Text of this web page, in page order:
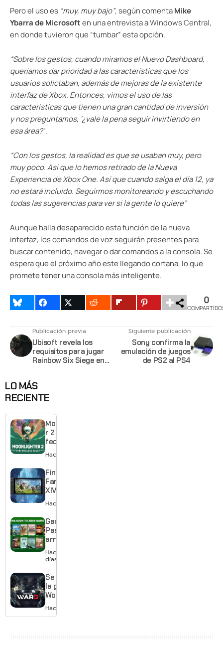
Pero el uso es “muy, muy bajo”, según comentaMike
Ybarra de Microsoften una entrevista aWindows Central,
en donde tuvieron que “tumbar” esta opción.
“Sobrelos gestos, cuando miramosel NuevoDashboard,
queríamosdar prioridad alas características quelos
usuarios solictaban, además demejorasde laexistente
interfaz deXbox. Entonces, vimos elusode las
característicasque tienenuna gran cantidad deinversión
ynos preguntamos, ¿vale la penaseguir invirtiendo en
esa área?’ .
“Con los gestos, la realidad es que se usaban muy, pero
muy poco. Asi que lo hemos retirado de la Nueva
Experiencia de Xbox One. Así que cuando salga el día 12, ya
no estará incluido. Seguirmos monitoreando y escuchando
todas las sugerencias para ver si la gente lo quiere”
Aunque halla desaparecido esta función de la nueva
interfaz, los comandos de voz seguirán presentes para
buscar contenido, navegar o dar comandos a la consola. Se
espera que el próximo año este llegando cortana, lo que
promete tener una consola más inteligente.
0
Publicación previa
Ubisoft revela los
requisitos para jugar
Rainbow Six Siege en
Siguiente publicación
Sony confirma la
emulación de juegos
de PS2 al PS4
LO MÁS
RECIENTE
Moonlighte
r 2 ya tiene
fecha y
puedes
quedarte
gratis con
el primero
Hace 12 horas
Final
Fantasy
XIV llega a
Switch 2 y
te deja
jugar un
mes sin
pagar
suscripción
Hace 2 días
Game
Pass
arranca
agosto
con
War: E-
Day,
Grounded
Hace 2
días
Se acabó
la guerra:
World War
3 apaga
sus
Hace 2 días